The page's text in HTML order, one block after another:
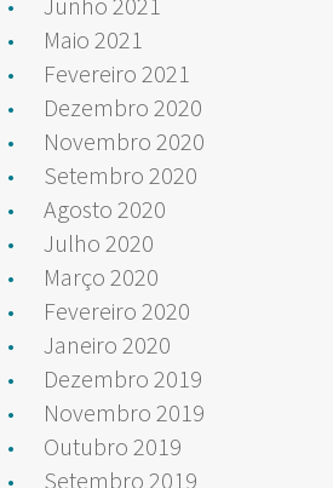
Maio 2021
Fevereiro 2021
Dezembro 2020
Novembro 2020
Setembro 2020
Agosto 2020
Julho 2020
Março 2020
Fevereiro 2020
Janeiro 2020
Dezembro 2019
Novembro 2019
Outubro 2019
Setembro 2019